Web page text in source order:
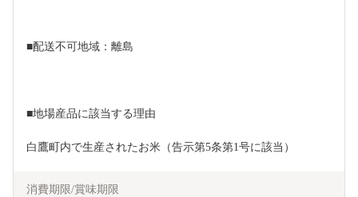
■配送不可地域：離島
■地場産品に該当する理由
白鷹町内で生産されたお米（告示第5条第1号に該当）
消費期限/賞味期限